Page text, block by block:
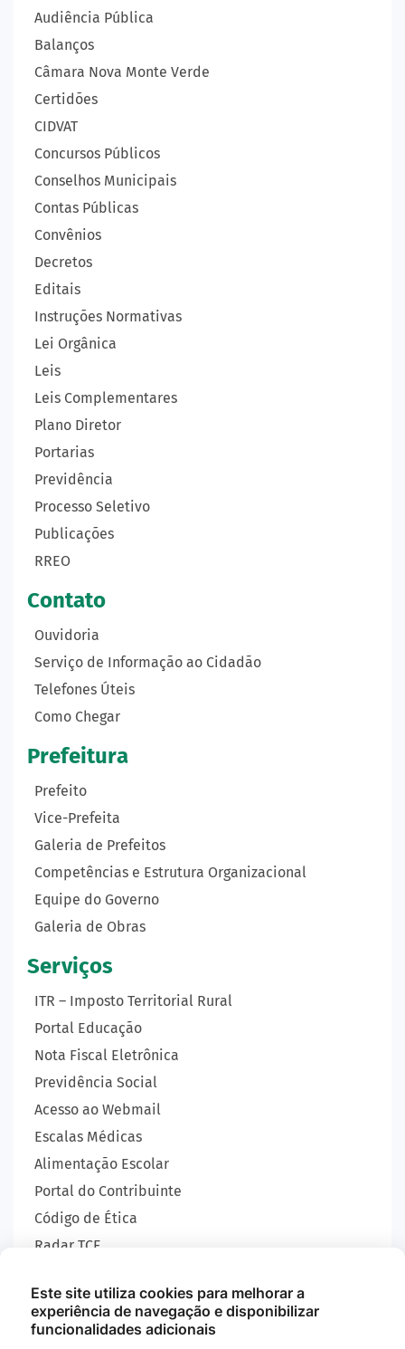
Audiência Pública
Balanços
Câmara Nova Monte Verde
Certidões
CIDVAT
Concursos Públicos
Conselhos Municipais
Contas Públicas
Convênios
Decretos
Editais
Instruções Normativas
Lei Orgânica
Leis
Leis Complementares
Plano Diretor
Portarias
Previdência
Processo Seletivo
Publicações
RREO
Contato
Ouvidoria
Serviço de Informação ao Cidadão
Telefones Úteis
Como Chegar
Prefeitura
Prefeito
Vice-Prefeita
Galeria de Prefeitos
Competências e Estrutura Organizacional
Equipe do Governo
Galeria de Obras
Serviços
ITR – Imposto Territorial Rural
Portal Educação
Nota Fiscal Eletrônica
Previdência Social
Acesso ao Webmail
Escalas Médicas
Alimentação Escolar
Portal do Contribuinte
Código de Ética
Radar TCE
SIC
GEOBRAS
Este site utiliza cookies para melhorar a
experiência de navegação e disponibilizar
funcionalidades adicionais